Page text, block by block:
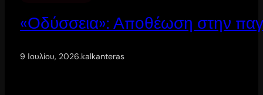
«Οδύσσεια»: Αποθέωση στην
9 Ιουλίου, 2026.kalkanteras